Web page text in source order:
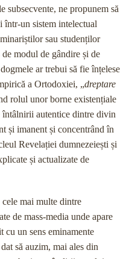
subsecvente, ne propunem să
într-un sistem intelectual
sau studenților
de modul de gândire și de
ar trebui să fie înțelese
a Ortodoxiei, „dreptare
rolul unor borne existențiale
întâlnirii autentice dintre divin
și imanent și concentrând în
Revelației dumnezeiești și
și actualizate de
mai multe dintre
de mass-media unde apare
cu un sens eminamente
să auzim, mai ales din